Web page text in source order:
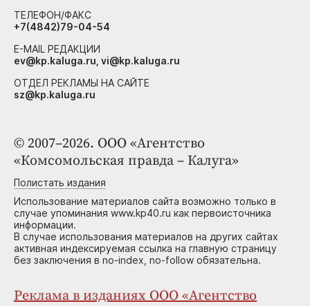
© 2007–2026. ООО «Агентство
«Комсомольская правда – Калуга»
Полистать издания
Использование материалов сайта возможно только в
случае упоминания www.kp40.ru как первоисточника
информации.
В случае использования материалов на других сайтах
активная индексируемая ссылка на главную страницу
без заключения в no-index, no-follow обязательна.
Реклама в изданиях ООО «Агентство
ТЕЛЕФОН/ФАКС
+7(4842)79-04-54
E-MAIL РЕДАКЦИИ
ev@kp.kaluga.ru, vi@kp.kaluga.ru
ОТДЕЛ РЕКЛАМЫ НА САЙТЕ
sz@kp.kaluga.ru